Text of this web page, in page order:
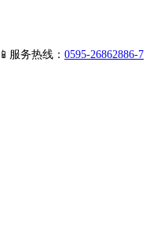
📱服务热线： 0595-26862886-7